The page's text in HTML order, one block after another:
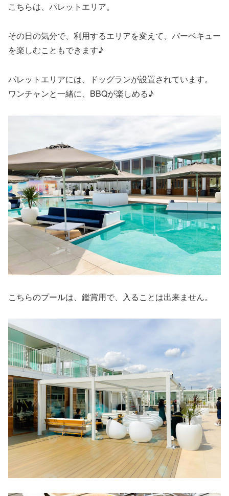
こちらは、パレットエリア。
その日の気分で、利用するエリアを変えて、バーベキュー
を楽しむこともできます♪
パレットエリアには、ドッグランが設置されています。
ワンチャンと一緒に、BBQが楽しめる♪
こちらのプールは、鑑賞用で、入ることは出来ません。